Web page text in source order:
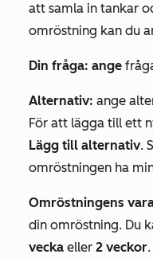
att samla in tankar
omröstning kan du
Din fråga: ange
Alternativ: ange
För att lägga till ett
Lägg till alternativ.
omröstningen ha
Omröstningens
din omröstning. Du
vecka eller 2 veckor.